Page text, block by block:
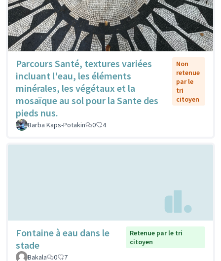
Parcours Santé, textures variées
incluant l'eau, les éléments
minérales, les végétaux et la
mosaïque au sol pour la Sante des
pieds nus.
Non
retenue
par le
tri
citoyen
Barba Kaps-Potakin 0 4
Fontaine à eau dans le
stade
Retenue par le tri
citoyen
Bakala
0 7